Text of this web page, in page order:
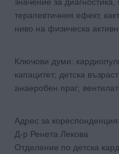
терапевтичния ефект,
ниво на физическа
Ключови думи:
капацитет; детска
анаеробен праг;
Адрес за кореспонденция:
Д-р Ренета Лекова
Отделение по детска